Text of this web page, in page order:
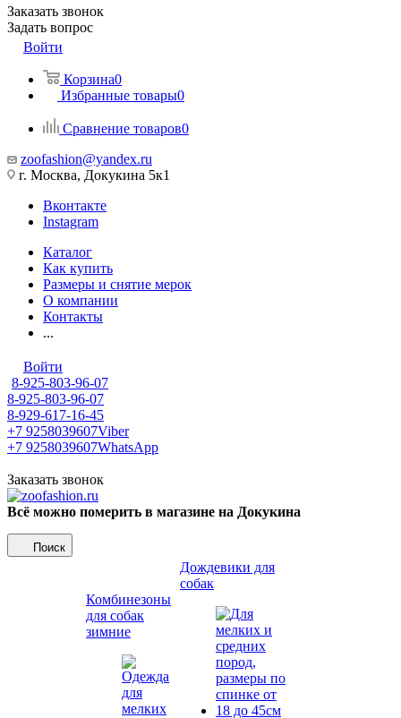
Заказать звонок
Задать вопрос
Войти
Корзина0
Избранные товары0
Сравнение товаров0
zoofashion@yandex.ru
г. Москва, Докукина 5к1
Вконтакте
Instagram
Каталог
Как купить
Размеры и снятие мерок
О компании
Контакты
...
Войти
8-925-803-96-07
8-925-803-96-07
8-929-617-16-45
+7 9258039607Viber
+7 9258039607WhatsApp
Заказать звонок
Всё можно померить в магазине на Докукина
Поиск
Комбинезоны
для собак
зимние
Дождевики для
собак